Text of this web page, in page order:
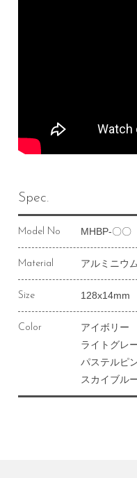
Spec.
Model No MHBP-〇〇
Material アルミニウ
Size 128x14mm
Color
アイボリー
ライトグレ
パステルピ
スカイブル